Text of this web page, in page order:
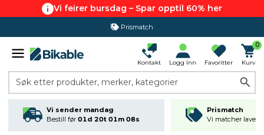
Vi feirer bursdag – Spar opptil 60% her
Prismatch
Kontakt Logg Inn Favoritter
0
Kurv
Søk etter produkter, merker, kategorier
Vi sender mandag
Bestill før 01d 20t 01m 08s
Prismatch
Vi matcher